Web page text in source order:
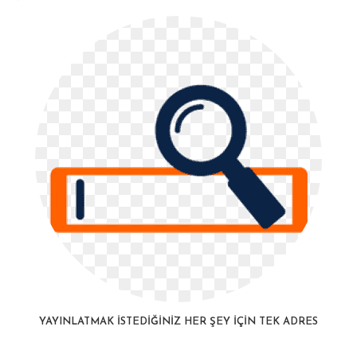
YAYINLATMAK İSTEDIĞINIZ HER ŞEY İÇIN TEK ADRES